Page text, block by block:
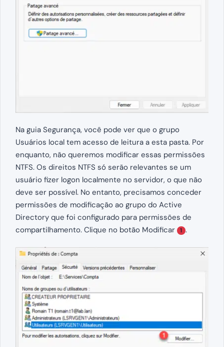
Na guia Segurança, você pode ver que o grupo
Usuários local tem acesso de leitura a esta pasta. Por
enquanto, não queremos modificar essas permissões
NTFS. Os direitos NTFS só serão relevantes se um
usuário fizer logon localmente no servidor, o que não
deve ser possível. No entanto, precisamos conceder
permissões de modificação ao grupo do Active
Directory que foi configurado para permissões de
compartilhamento. Clique no botão Modificar
1 .